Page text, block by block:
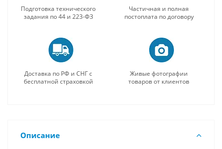
Подготовка технического
задания по 44 и 223-ФЗ
Частичная и полная
постоплата по договору
Доставка по РФ и СНГ с
бесплатной страховкой
Живые фотографии
товаров от клиентов
Описание